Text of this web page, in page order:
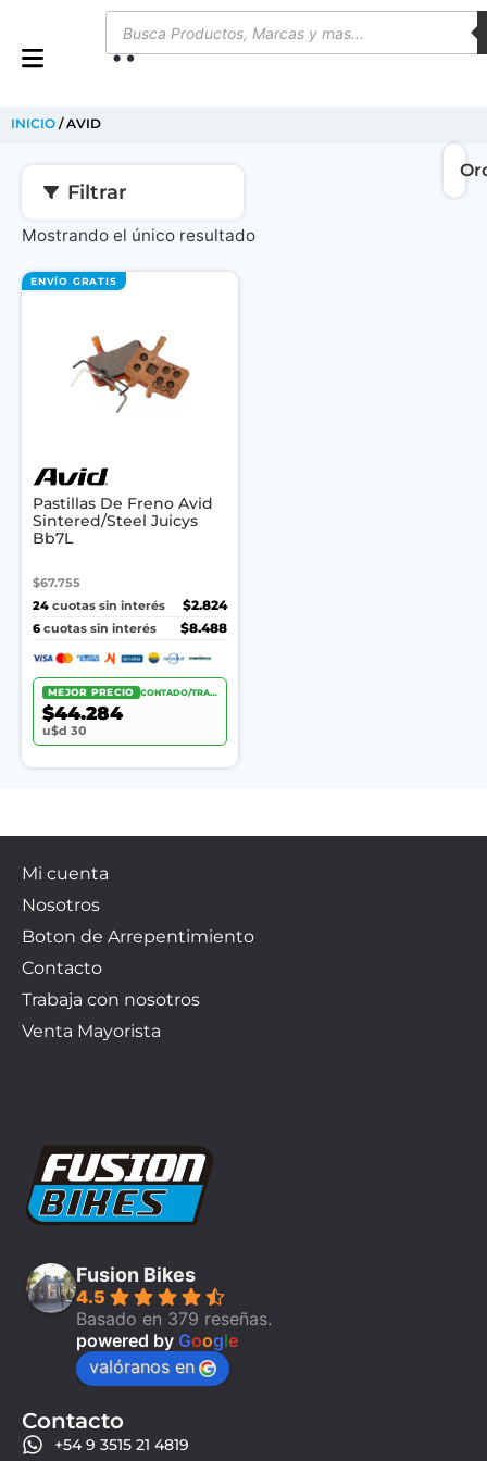
INICIO / AVID
Filtrar
Mostrando el único resultado
ENVÍO GRATIS
Pastillas De Freno Avid
Sintered/Steel Juicys
Bb7L
$67.755
24 cuotas sin interés
$2.824
6 cuotas sin interés $8.488
MEJOR PRECIO CONTADO/TRANSF.
$44.284
u$d 30
Mi cuenta
Nosotros
Boton de Arrepentimiento
Contacto
Trabaja con nosotros
Venta Mayorista
Fusion Bikes
4.5
Basado en 379 reseñas.
powered by Google
valóranos en
Contacto
+54 9 3515 21 4819